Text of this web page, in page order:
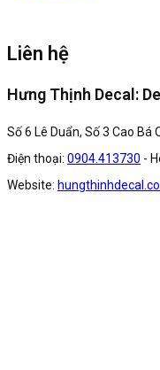
Liên hệ
Hưng Thịnh Decal:
Số 6 Lê Duẩn, Số 3 Cao Bá
Điện thoại: 0904.413730 -
Website: